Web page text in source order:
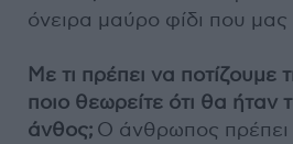
όνειρα μαύρο φίδι που
Με τι πρέπει να ποτίζουμε
ποιο θεωρείτε ότι θα ήταν
άνθος; Ο άνθρωπος πρέπει